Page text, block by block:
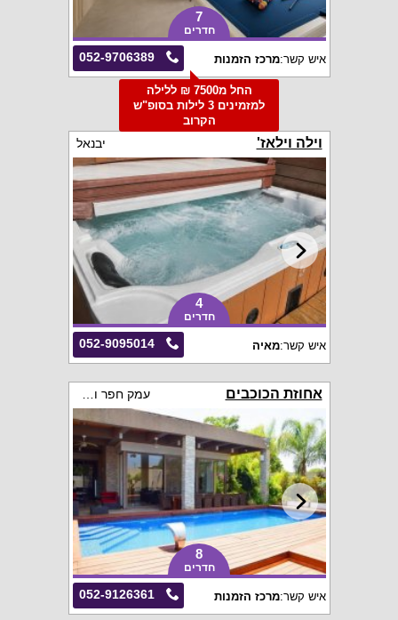
7
חדרים
052-9706389 איש קשר:מרכז הזמנות
החל מ7500 ₪ ללילה
למזמינים 3 לילות בסופ"ש
הקרוב
וילה וילאז' יבנאל
4
חדרים
052-9095014 איש קשר:מאיה
אחוזת הכוכבים
8
חדרים
052-9126361 איש קשר:מרכז הזמנות